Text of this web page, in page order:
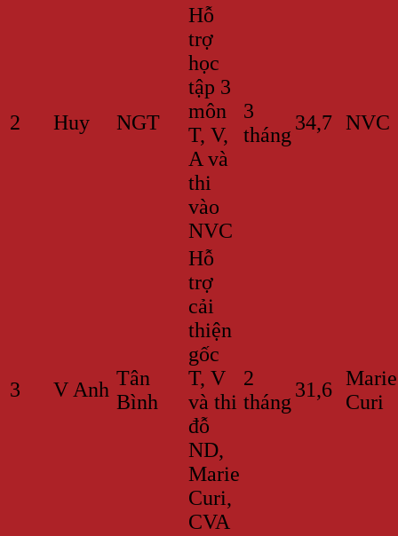
2 Huy NGT
Hỗ
trợ
học
tập 3
môn
T, V,
A và
thi
vào
NVC
3
tháng
34,7 NVC
3 V Anh Tân
Bình
Hỗ
trợ
cải
thiện
gốc
T, V
và thi
đỗ
ND,
Marie
Curi,
CVA
2
tháng
31,6 Marie
Curi